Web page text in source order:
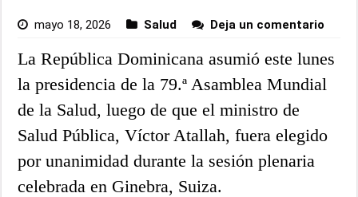
mayo 18, 2026 Salud Deja un comentario
La República Dominicana asumió este lunes
la presidencia de la 79.ª Asamblea Mundial
de la Salud, luego de que el ministro de
Salud Pública, Víctor Atallah, fuera elegido
por unanimidad durante la sesión plenaria
celebrada en Ginebra, Suiza.